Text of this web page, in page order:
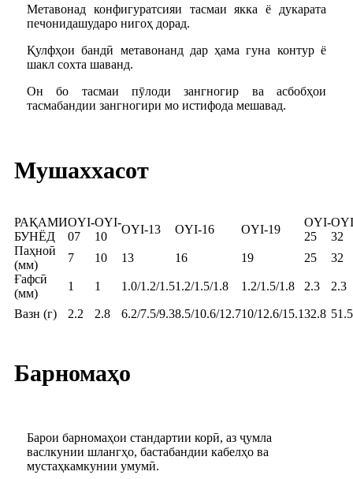
Метавонад конфигуратсияи тасмаи якка ё дукарата
печонидашударо нигоҳ дорад.
Қулфҳои бандӣ метавонанд дар ҳама гуна контур ё
шакл сохта шаванд.
Он бо тасмаи пӯлоди зангногир ва асбобҳои
тасмабандии зангногири мо истифода мешавад.
Мушаххасот
РАҚАМИ
БУНЁД
OYI-
07
OYI-
10
OYI-13 OYI-16 OYI-19
OYI-
25
32
Паҳноӣ
(мм)
7 10 13 16 19 25
32
Ғафсӣ
(мм)
1 1 1.0/1.2/1.51.2/1.5/1.8 1.2/1.5/1.8 2.3 2.3
Вазн (г) 2.2 2.8 6.2/7.5/9.38.5/10.6/12.710/12.6/15.132.8 51.5
Барномаҳо
Барои барномаҳои стандартии корӣ, аз ҷумла
васлкунии шлангҳо, бастабандии кабелҳо ва
мустаҳкамкунии умумӣ.